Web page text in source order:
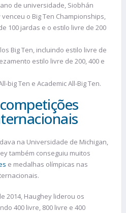
de universidade, Siobhán
o Big Ten Championships,
100 jardas e o estilo livre de 200
Big Ten, incluindo estilo livre de
estilo livre de 200, 400 e
big Ten e Academic All-Big Ten.
na Universidade de Michigan,
também conseguiu muitos
e medalhas olímpicas nas
2014, Haughey liderou os
400 livre, 800 livre e 400